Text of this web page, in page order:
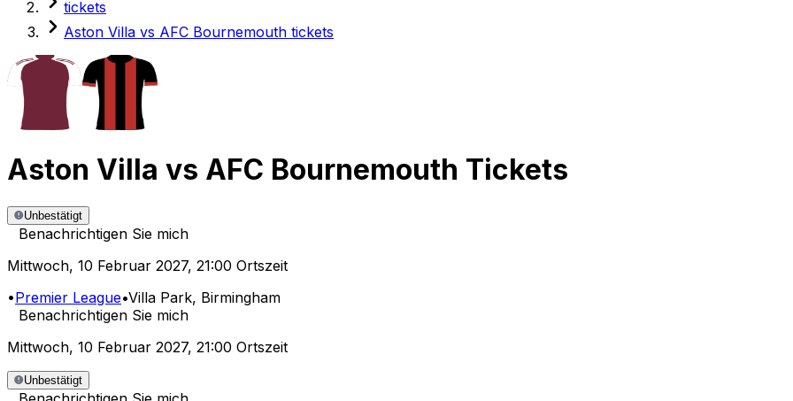
tickets
Aston Villa vs AFC Bournemouth tickets
Aston Villa vs AFC Bournemouth Tickets
Unbestätigt
Benachrichtigen Sie mich
Mittwoch, 10 Februar 2027, 21:00 Ortszeit
•Premier League•Villa Park, Birmingham
Benachrichtigen Sie mich
Mittwoch, 10 Februar 2027, 21:00 Ortszeit
Unbestätigt